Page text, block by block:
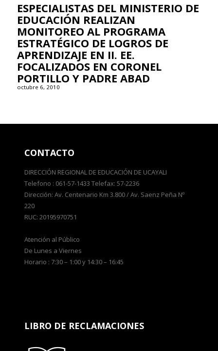
ESPECIALISTAS DEL MINISTERIO DE
EDUCACIÓN REALIZAN
MONITOREO AL PROGRAMA
ESTRATÉGICO DE LOGROS DE
APRENDIZAJE EN II. EE.
FOCALIZADOS EN CORONEL
PORTILLO Y PADRE ABAD
octubre 6, 2010
CONTACTO
DIRECCIÓN REGIONAL DE EDUCACIÓN DE UCAYALI
Telefono : 061-57-1433 Telefax: 57-2236
Dirección: Av. Centenario Km 3.800 / Av. Saenz Peña Nº
220
RUC: 20195970751
Atención al Público
De Lunes a Viernes
Horario : 7:30 – 1:00 y 14:30 – 16:45
LIBRO DE RECLAMACIONES